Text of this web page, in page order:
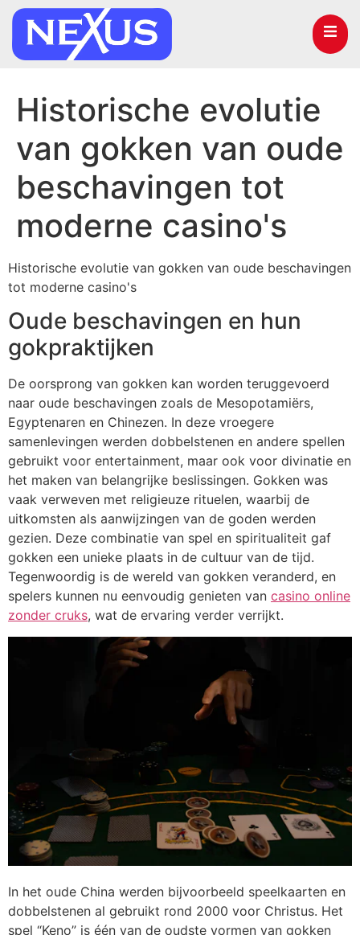
Historische evolutie
van gokken van oude
beschavingen tot
moderne casino's
Historische evolutie van gokken van oude beschavingen
tot moderne casino's
Oude beschavingen en hun
gokpraktijken
De oorsprong van gokken kan worden teruggevoerd
naar oude beschavingen zoals de Mesopotamiërs,
Egyptenaren en Chinezen. In deze vroegere
samenlevingen werden dobbelstenen en andere spellen
gebruikt voor entertainment, maar ook voor divinatie en
het maken van belangrijke beslissingen. Gokken was
vaak verweven met religieuze rituelen, waarbij de
uitkomsten als aanwijzingen van de goden werden
gezien. Deze combinatie van spel en spiritualiteit gaf
gokken een unieke plaats in de cultuur van de tijd.
Tegenwoordig is de wereld van gokken veranderd, en
spelers kunnen nu eenvoudig genieten van casino online
zonder cruks, wat de ervaring verder verrijkt.
In het oude China werden bijvoorbeeld speelkaarten en
dobbelstenen al gebruikt rond 2000 voor Christus. Het
spel “Keno” is één van de oudste vormen van gokken